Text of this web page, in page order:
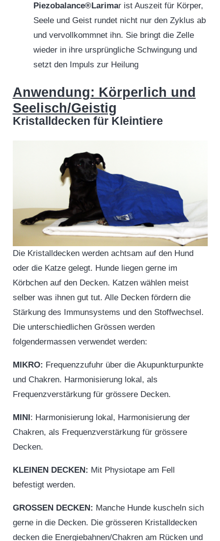
Piezobalance®Larimar ist Auszeit für Körper,
Seele und Geist rundet nicht nur den Zyklus ab
und vervollkommnet ihn. Sie bringt die Zelle
wieder in ihre ursprüngliche Schwingung und
setzt den Impuls zur Heilung
Anwendung: Körperlich und
Seelisch/Geistig
Kristalldecken für Kleintiere
Die Kristalldecken werden achtsam auf den Hund
oder die Katze gelegt. Hunde liegen gerne im
Körbchen auf den Decken. Katzen wählen meist
selber was ihnen gut tut. Alle Decken fördern die
Stärkung des Immunsystems und den Stoffwechsel.
Die unterschiedlichen Grössen werden
folgendermassen verwendet werden:
MIKRO: Frequenzzufuhr über die Akupunkturpunkte
und Chakren. Harmonisierung lokal, als
Frequenzverstärkung für grössere Decken.
MINI: Harmonisierung lokal, Harmonisierung der
Chakren, als Frequenzverstärkung für grössere
Decken.
KLEINEN DECKEN: Mit Physiotape am Fell
befestigt werden.
GROSSEN DECKEN: Manche Hunde kuscheln sich
gerne in die Decken. Die grösseren Kristalldecken
decken die Energiebahnen/Chakren am Rücken und